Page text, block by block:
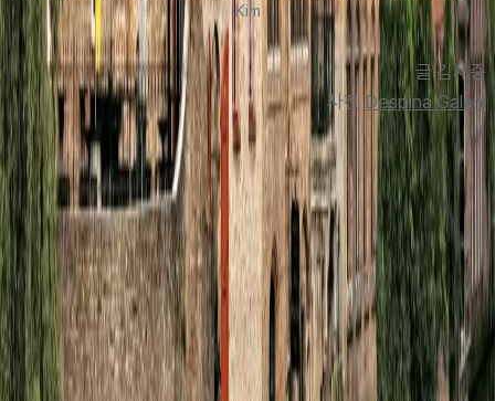
Kim
글 김세중
사진 Despina Galani
맨 위로
여행지
유럽
아시아
아프리카
중남미
북미
오세아니아
극지
99 different holidays